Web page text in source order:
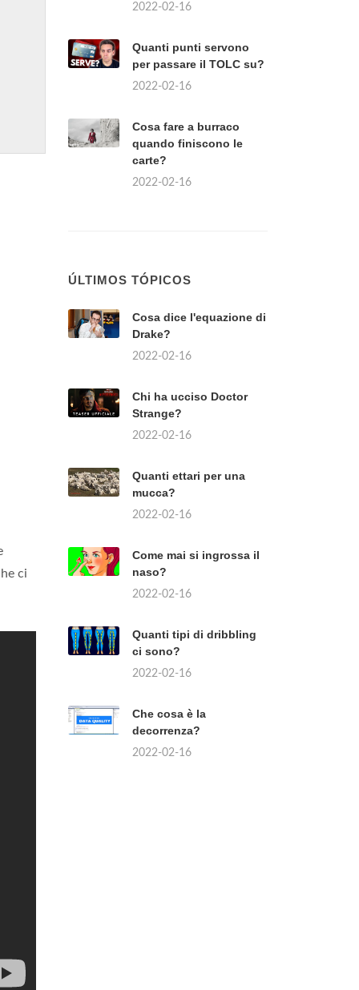
ci
2022-02-16
Quanti punti servono
per passare il TOLC su?
2022-02-16
Cosa fare a burraco
quando finiscono le
carte?
2022-02-16
ÚLTIMOS TÓPICOS
Cosa dice l'equazione di
Drake?
2022-02-16
Chi ha ucciso Doctor
Strange?
2022-02-16
Quanti ettari per una
mucca?
2022-02-16
Come mai si ingrossa il
naso?
2022-02-16
Quanti tipi di dribbling
ci sono?
2022-02-16
Che cosa è la
decorrenza?
2022-02-16